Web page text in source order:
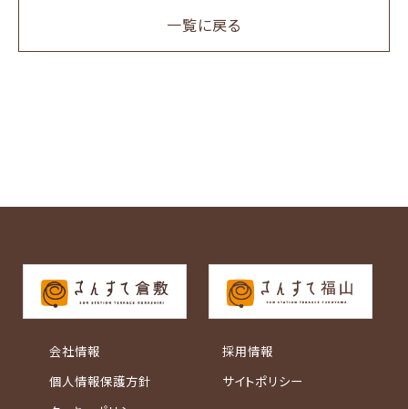
一覧に戻る
会社情報
個人情報保護方針
採用情報
サイトポリシー